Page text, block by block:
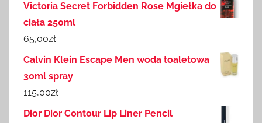
Victoria Secret Forbidden Rose Mgiełka do
ciała 250ml
65,00zł
Calvin Klein Escape Men woda toaletowa
30ml spray
115,00zł
Dior Dior Contour Lip Liner Pencil